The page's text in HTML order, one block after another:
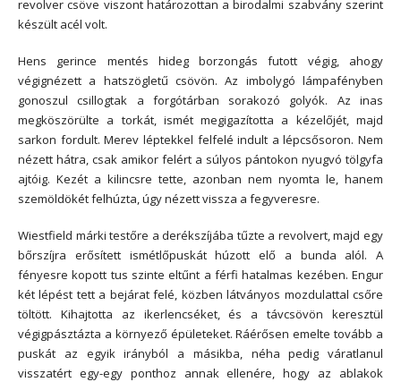
revolver csöve viszont határozottan a birodalmi szabvány szerint
készült acél volt.
Hens gerince mentés hideg borzongás futott végig, ahogy
végignézett a hatszögletű csövön. Az imbolygó lámpafényben
gonoszul csillogtak a forgótárban sorakozó golyók. Az inas
megköszörülte a torkát, ismét megigazította a kézelőjét, majd
sarkon fordult. Merev léptekkel felfelé indult a lépcsősoron. Nem
nézett hátra, csak amikor felért a súlyos pántokon nyugvó tölgyfa
ajtóig. Kezét a kilincsre tette, azonban nem nyomta le, hanem
szemöldökét felhúzta, úgy nézett vissza a fegyveresre.
Wiestfield márki testőre a derékszíjába tűzte a revolvert, majd egy
bőrszíjra erősített ismétlőpuskát húzott elő a bunda alól. A
fényesre kopott tus szinte eltűnt a férfi hatalmas kezében. Engur
két lépést tett a bejárat felé, közben látványos mozdulattal csőre
töltött. Kihajtotta az ikerlencséket, és a távcsövön keresztül
végigpásztázta a környező épületeket. Ráérősen emelte tovább a
puskát az egyik irányból a másikba, néha pedig váratlanul
visszatért egy-egy ponthoz annak ellenére, hogy az ablakok